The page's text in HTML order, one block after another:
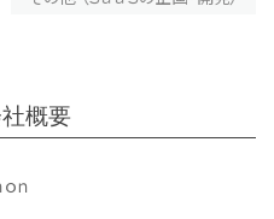
概要
ｏｎ